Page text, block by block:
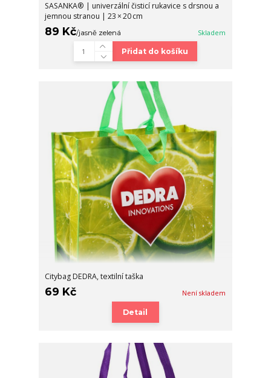
SASANKA® | univerzální čisticí rukavice s drsnou a
jemnou stranou | 23 × 20 cm
89 Kč/jasně zelená Skladem
Přidat do košíku
Citybag DEDRA, textilní taška
69 Kč Není skladem
Detail